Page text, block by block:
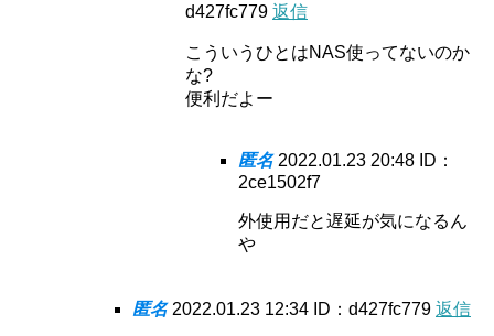
d427fc779 返信
こういうひとはNAS使ってないのか
な?
便利だよー
匿名 2022.01.23 20:48 ID：
2ce1502f7
外使用だと遅延が気になるん
や
匿名 2022.01.23 12:34 ID：d427fc779 返信